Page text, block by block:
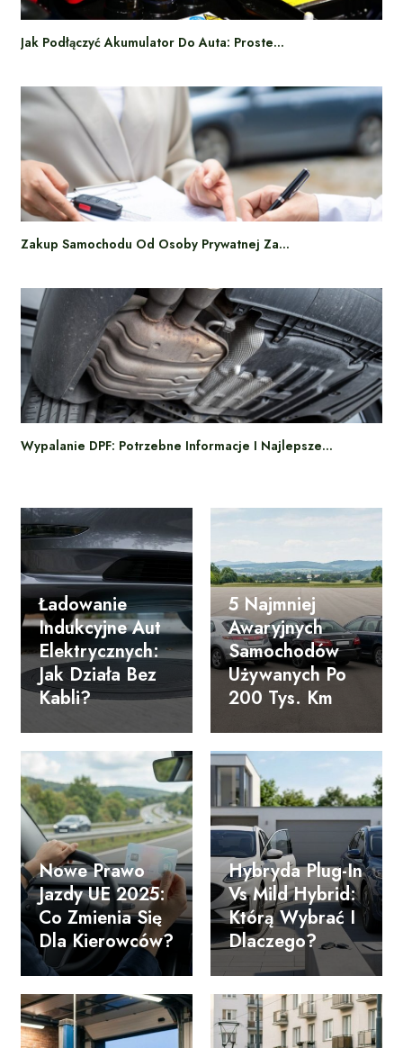
Jak Podłączyć Akumulator Do Auta: Proste…
Zakup Samochodu Od Osoby Prywatnej Za…
Wypalanie DPF: Potrzebne Informacje I Najlepsze…
Ładowanie
Indukcyjne Aut
Elektrycznych:
Jak Działa Bez
Kabli?
5 Najmniej
Awaryjnych
Samochodów
Używanych Po
200 Tys. Km
Nowe Prawo
Jazdy UE 2025:
Co Zmienia Się
Dla Kierowców?
Hybryda Plug-In
Vs Mild Hybrid:
Którą Wybrać I
Dlaczego?